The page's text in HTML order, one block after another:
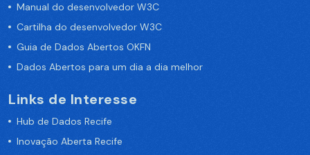
Manual do desenvolvedor W3C
Cartilha do desenvolvedor W3C
Guia de Dados Abertos OKFN
Dados Abertos para um dia a dia melhor
Links de Interesse
Hub de Dados Recife
Inovação Aberta Recife